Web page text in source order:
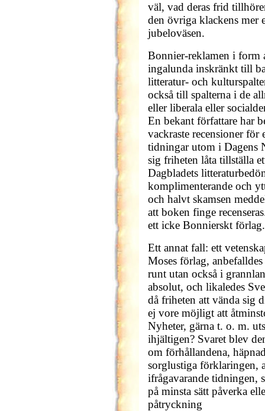
väl, vad deras frid
den övriga klackens mer
jubeloväsen.
Bonnier-reklamen i form
ingalunda inskränkt till
litteratur- och
också till spalterna i de
eller liberala eller
En bekant författare har
vackraste recensioner
tidningar utom i Dagens
sig friheten låta tillställa
Dagbladets
komplimenterande och
och halvt skamsen
att boken finge
ett icke Bonnierskt förlag.
Ett annat fall: ett
Moses förlag,
runt utan också i
absolut, och likaledes
då friheten att vända sig
ej vore möjligt att
Nyheter, gärna t. o. m.
ihjältigen? Svaret blev
om förhållandena,
sorglustiga förklaringen,
ifrågavarande tidningen,
på minsta sätt påverka
påtryckning